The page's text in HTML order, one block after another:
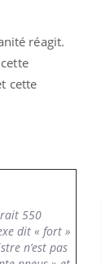
réagit.
cette
550
dit « fort »
n’est pas